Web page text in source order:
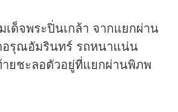
ด็จพระปิ่นเกล้า จากแยกผ่าน
รุณอัมรินทร์ รถหนาแน่น
ยชะลอตัวอยู่ที่แยกผ่านพิภพ